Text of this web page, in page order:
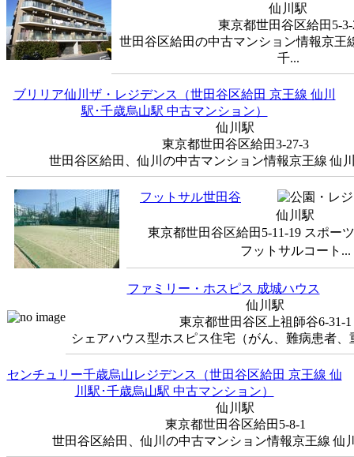
仙川駅
東京都世田谷区給田5-3-
世田谷区給田の中古マンション情報京王
千...
ブリリア仙川ザ・レジデンス（世田谷区給田 京王線 仙川
駅･千歳烏山駅 中古マンション）
仙川駅
東京都世田谷区給田3-27-3
世田谷区給田、仙川の中古マンション情報京王線 仙
フットサル世田谷
仙川駅
東京都世田谷区給田5-11-19 スポー
フットサルコート...
ファミリー・ホスピス 成城ハウス
仙川駅
東京都世田谷区上祖師谷6-31-1
シェアハウス型ホスピス住宅（がん、難病患者、
センチュリー千歳烏山レジデンス（世田谷区給田 京王線 仙
川駅･千歳烏山駅 中古マンション）
仙川駅
東京都世田谷区給田5-8-1
世田谷区給田、仙川の中古マンション情報京王線 仙